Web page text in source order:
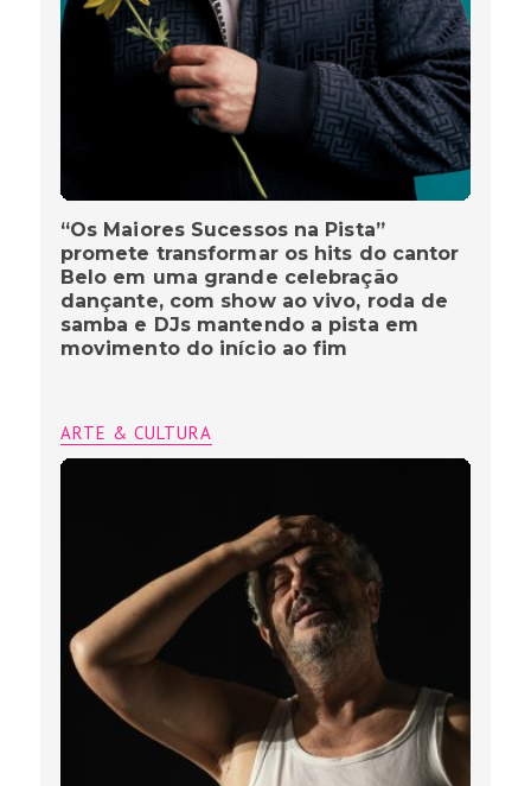
“Os Maiores Sucessos na Pista”
promete transformar os hits do cantor
Belo em uma grande celebração
dançante, com show ao vivo, roda de
samba e DJs mantendo a pista em
movimento do início ao fim
ARTE & CULTURA